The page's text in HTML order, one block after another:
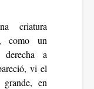
criatura
como un
a
vi el
en